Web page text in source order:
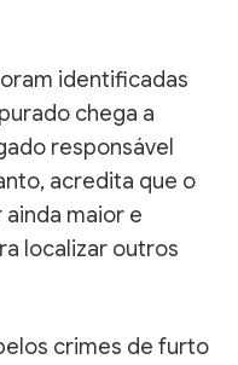
identificadas
chega a
responsável
acredita que o
maior e
localizar outros
crimes de furto